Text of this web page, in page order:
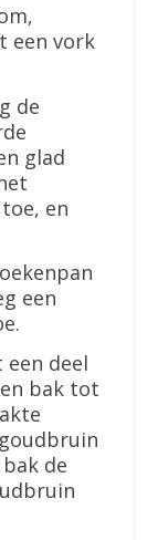
een vork
de
glad
en
een
een deel
bak tot
de